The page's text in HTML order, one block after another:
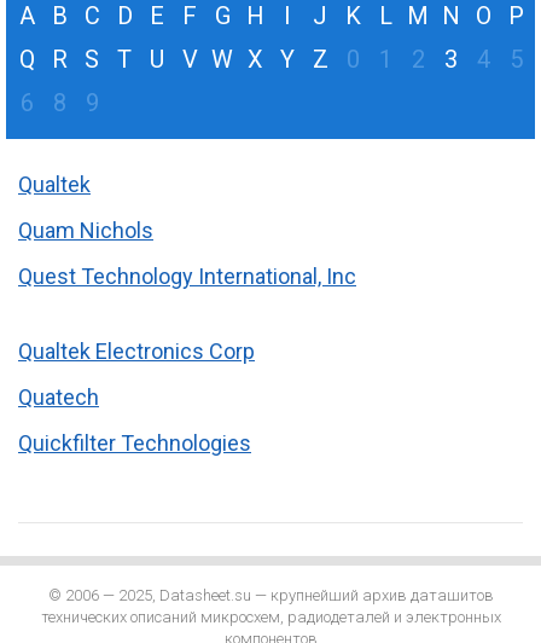
A B C D E F G H I J K L M N O
P
Q
R S T U V W X Y Z 0 1 2 3 4
5
6
8 9
Qualtek
Quam Nichols
Quest Technology International, Inc
Qualtek Electronics Corp
Quatech
Quickfilter Technologies
© 2006 — 2025, Datasheet.su — крупнейший архив даташитов
технических описаний микросхем, радиодеталей и электронных
компонентов